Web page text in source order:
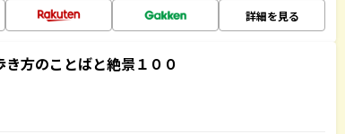
詳細を見る
方のことばと絶景１００